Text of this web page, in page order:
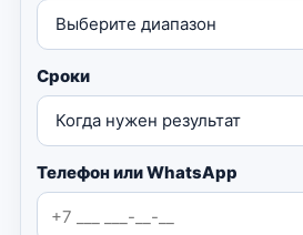
Сроки
Телефон или WhatsApp